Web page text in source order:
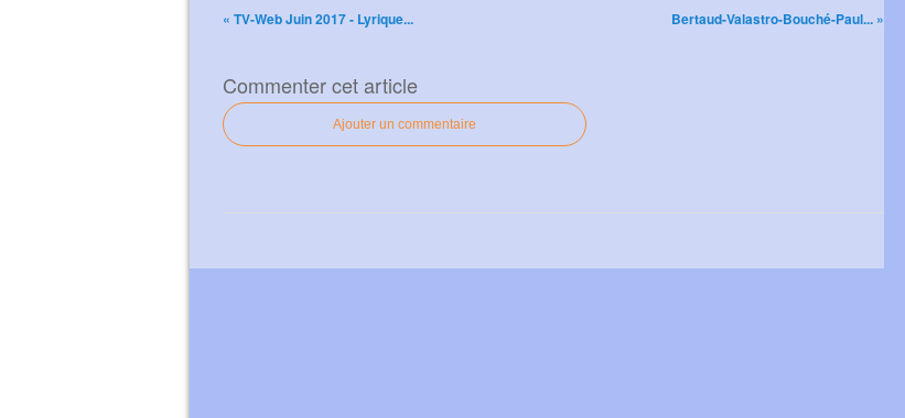
« TV-Web Juin 2017 - Lyrique... Bertaud-Valastro-Bouché-Paul... »
Commenter cet article
Ajouter un commentaire